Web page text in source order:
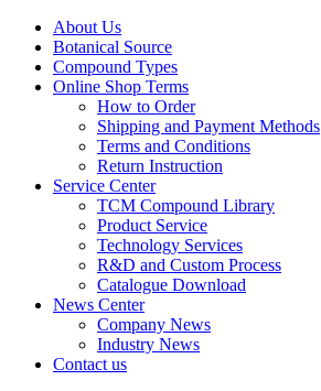
About Us
Botanical Source
Compound Types
Online Shop Terms
How to Order
Shipping and Payment Methods
Terms and Conditions
Return Instruction
Service Center
TCM Compound Library
Product Service
Technology Services
R&D and Custom Process
Catalogue Download
News Center
Company News
Industry News
Contact us